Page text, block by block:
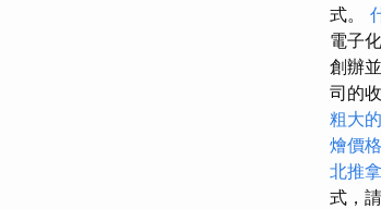
式。
電子
創辦
司的
粗大
燴價
北推
式，